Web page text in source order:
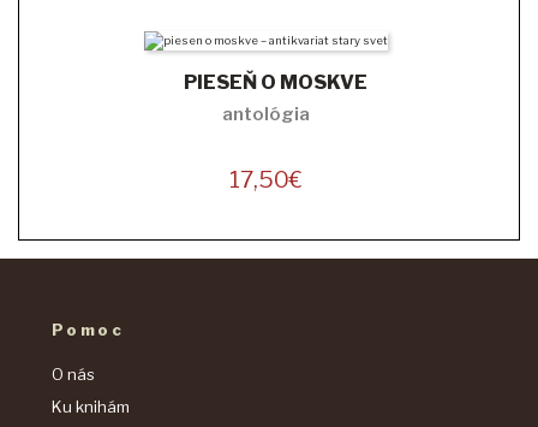
PIESEŇ O MOSKVE
antológia
17,50€
Pomoc
O nás
Ku knihám